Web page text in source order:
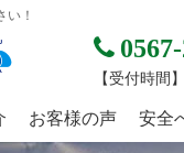
！
お客様の声 安全
【受付時間